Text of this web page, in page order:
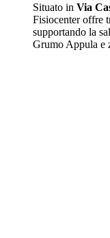
Situato in Via
Fisiocenter offre
supportando la
Grumo Appula e